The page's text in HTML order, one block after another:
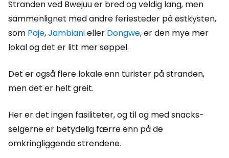
Stranden ved Bwejuu er bred og veldig lang, men
sammenlignet med andre feriesteder på østkysten,
som Paje,Jambianieller Dongwe, er den mye mer
lokal og det er litt mer søppel.
Det er også flere lokale enn turister på stranden,
men det er helt greit.
Her er det ingen fasiliteter, og til og med snacks-
selgerne er betydelig færre enn på de
omkringliggende strendene.